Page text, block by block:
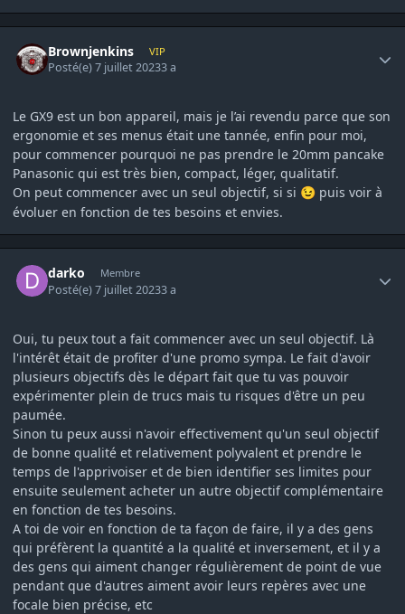
Brownjenkins VIP
Posté(e)7 juillet 20233 a
Le GX9 est un bon appareil, mais je l’ai revendu parce que son
ergonomie et ses menus était une tannée, enfin pour moi,
pour commencer pourquoi ne pas prendre le 20mm pancake
Panasonic qui est très bien, compact, léger, qualitatif.
On peut commencer avec un seul objectif, si si 😉 puis voir à
évoluer en fonction de tes besoins et envies.
darko Membre
Posté(e)7 juillet 20233 a
Oui, tu peux tout a fait commencer avec un seul objectif. Là
l'intérêt était de profiter d'une promo sympa. Le fait d'avoir
plusieurs objectifs dès le départ fait que tu vas pouvoir
expérimenter plein de trucs mais tu risques d'être un peu
paumée.
Sinon tu peux aussi n'avoir effectivement qu'un seul objectif
de bonne qualité et relativement polyvalent et prendre le
temps de l'apprivoiser et de bien identifier ses limites pour
ensuite seulement acheter un autre objectif complémentaire
en fonction de tes besoins.
A toi de voir en fonction de ta façon de faire, il y a des gens
qui préfèrent la quantité a la qualité et inversement, et il y a
des gens qui aiment changer régulièrement de point de vue
pendant que d'autres aiment avoir leurs repères avec une
focale bien précise, etc